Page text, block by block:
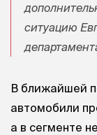
ситуацию
В ближайшей
автомобили
а в сегменте